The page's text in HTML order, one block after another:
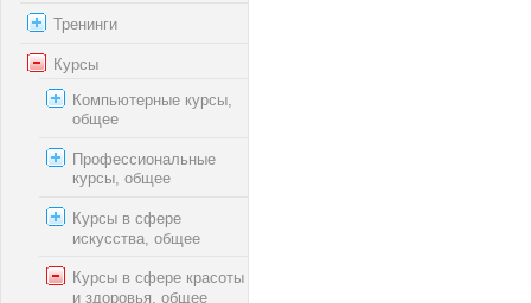
Тренинги
Курсы
Компьютерные курсы,
общее
Профессиональные
курсы, общее
Курсы в сфере
искусства, общее
Курсы в сфере красоты
и здоровья, общее